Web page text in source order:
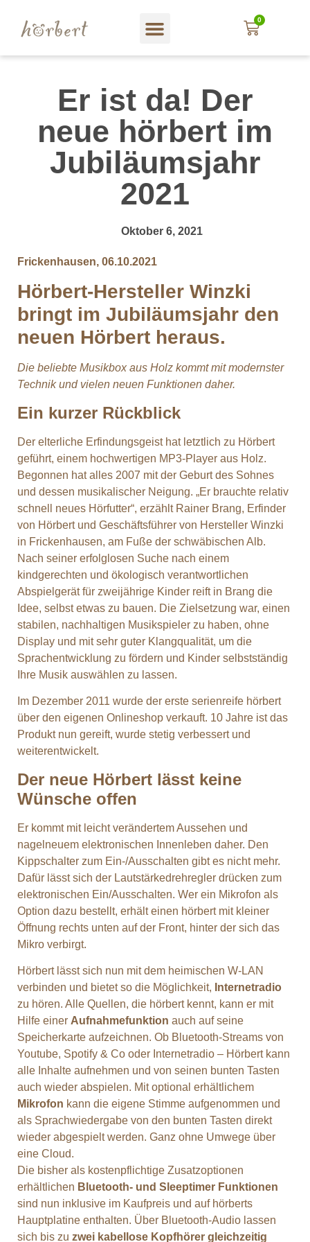
0
Er ist da! Der
neue hörbert im
Jubiläumsjahr
2021
Oktober 6, 2021
Frickenhausen, 06.10.2021
Hörbert-Hersteller Winzki
bringt im Jubiläumsjahr den
neuen Hörbert heraus.
Die beliebte Musikbox aus Holz kommt mit modernster
Technik und vielen neuen Funktionen daher.
Ein kurzer Rückblick
Der elterliche Erfindungsgeist hat letztlich zu Hörbert
geführt, einem hochwertigen MP3-Player aus Holz.
Begonnen hat alles 2007 mit der Geburt des Sohnes
und dessen musikalischer Neigung. „Er brauchte relativ
schnell neues Hörfutter“, erzählt Rainer Brang, Erfinder
von Hörbert und Geschäftsführer von Hersteller Winzki
in Frickenhausen, am Fuße der schwäbischen Alb.
Nach seiner erfolglosen Suche nach einem
kindgerechten und ökologisch verantwortlichen
Abspielgerät für zweijährige Kinder reift in Brang die
Idee, selbst etwas zu bauen. Die Zielsetzung war, einen
stabilen, nachhaltigen Musikspieler zu haben, ohne
Display und mit sehr guter Klangqualität, um die
Sprachentwicklung zu fördern und Kinder selbstständig
Ihre Musik auswählen zu lassen.
Im Dezember 2011 wurde der erste serienreife hörbert
über den eigenen Onlineshop verkauft. 10 Jahre ist das
Produkt nun gereift, wurde stetig verbessert und
weiterentwickelt.
Der neue Hörbert lässt keine
Wünsche offen
Er kommt mit leicht verändertem Aussehen und
nagelneuem elektronischen Innenleben daher. Den
Kippschalter zum Ein-/Ausschalten gibt es nicht mehr.
Dafür lässt sich der Lautstärkedrehregler drücken zum
elektronischen Ein/Ausschalten. Wer ein Mikrofon als
Option dazu bestellt, erhält einen hörbert mit kleiner
Öffnung rechts unten auf der Front, hinter der sich das
Mikro verbirgt.
Hörbert lässt sich nun mit dem heimischen W-LAN
verbinden und bietet so die Möglichkeit, Internetradio
zu hören. Alle Quellen, die hörbert kennt, kann er mit
Hilfe einer Aufnahmefunktion auch auf seine
Speicherkarte aufzeichnen. Ob Bluetooth-Streams von
Youtube, Spotify & Co oder Internetradio – Hörbert kann
alle Inhalte aufnehmen und von seinen bunten Tasten
auch wieder abspielen. Mit optional erhältlichem
Mikrofon kann die eigene Stimme aufgenommen und
als Sprachwiedergabe von den bunten Tasten direkt
wieder abgespielt werden. Ganz ohne Umwege über
eine Cloud.
Die bisher als kostenpflichtige Zusatzoptionen
erhältlichen Bluetooth- und Sleeptimer Funktionen
sind nun inklusive im Kaufpreis und auf hörberts
Hauptplatine enthalten. Über Bluetooth-Audio lassen
sich bis zu zwei kabellose Kopfhörer gleichzeitig